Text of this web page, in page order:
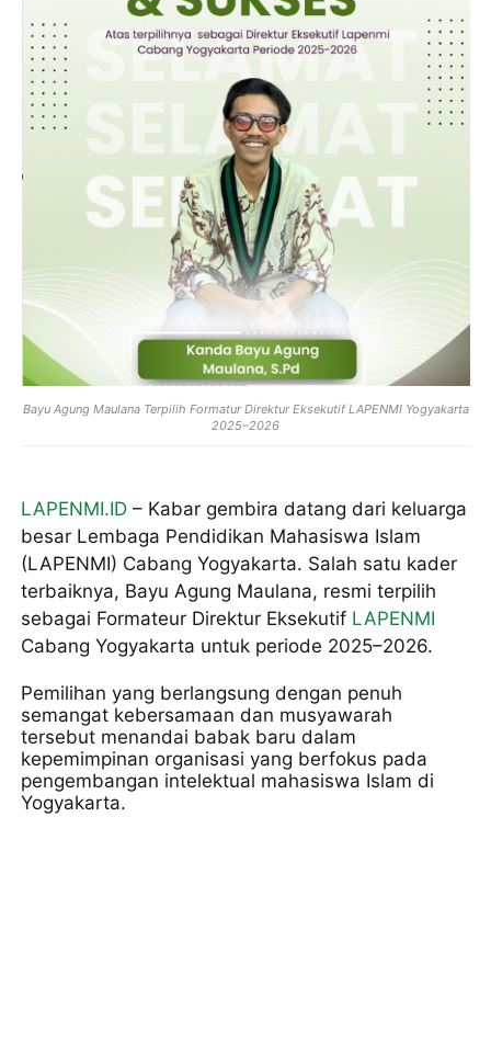
Bayu Agung Maulana Terpilih Formatur Direktur Eksekutif LAPENMI Yogyakarta
2025–2026
LAPENMI.ID – Kabar gembira datang dari keluarga
besar Lembaga Pendidikan Mahasiswa Islam
(LAPENMI) Cabang Yogyakarta. Salah satu kader
terbaiknya, Bayu Agung Maulana, resmi terpilih
sebagai Formateur Direktur Eksekutif LAPENMI
Cabang Yogyakarta untuk periode 2025–2026.
Pemilihan yang berlangsung dengan penuh
semangat kebersamaan dan musyawarah
tersebut menandai babak baru dalam
kepemimpinan organisasi yang berfokus pada
pengembangan intelektual mahasiswa Islam di
Yogyakarta.